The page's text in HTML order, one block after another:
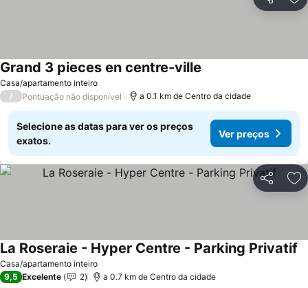
Partilhar
Casa/apartamento inteiro
Grand 3 pieces en centre-ville
/ Pontuação não disponível a 0.1 km de Centro da cidade
Selecione as datas para ver os preços
exatos.
Ver preços
Partilhar
Casa/apartamento inteiro
La Roseraie - Hyper Centre - Parking Privatif
9,5 Excelente 2 a 0.7 km de Centro da cidade